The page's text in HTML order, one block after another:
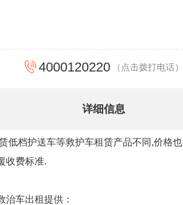
4000120220 （点击拨打电话）
详细信息
档护送车等救护车租赁产品不同,价格
收费标准.
车出租提供：